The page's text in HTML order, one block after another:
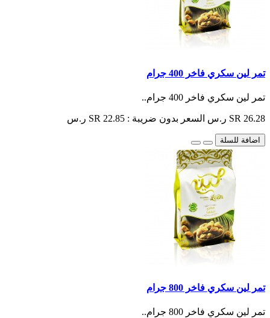
تمر لين سكري فاخر 400 جرام
تمر لين سكري فاخر 400 جرام..
SR 26.28 ر.س السعر بدون ضريبة : SR 22.85 ر.س
اضافة للسلة
تمر لين سكري فاخر 800 جرام
تمر لين سكري فاخر 800 جرام..